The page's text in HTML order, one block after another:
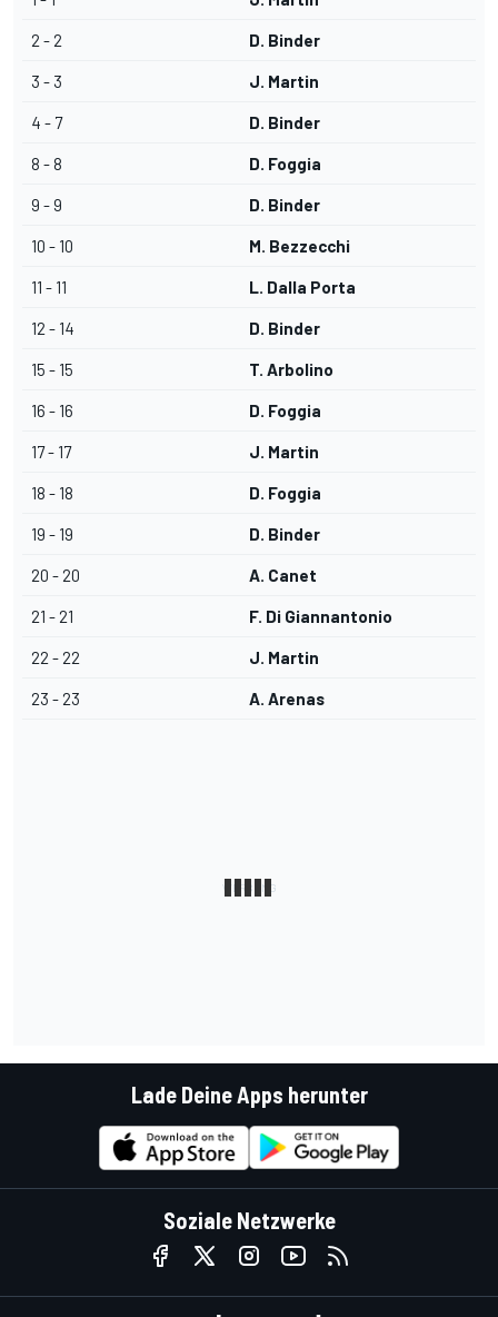
2 - 2 D. Binder
3 - 3 J. Martin
4 - 7 D. Binder
8 - 8 D. Foggia
9 - 9 D. Binder
10 - 10 M. Bezzecchi
11 - 11 L. Dalla Porta
12 - 14 D. Binder
15 - 15 T. Arbolino
16 - 16 D. Foggia
17 - 17 J. Martin
18 - 18 D. Foggia
19 - 19 D. Binder
20 - 20 A. Canet
21 - 21 F. Di Giannantonio
22 - 22 J. Martin
23 - 23 A. Arenas
Lade Deine Apps herunter
Soziale Netzwerke